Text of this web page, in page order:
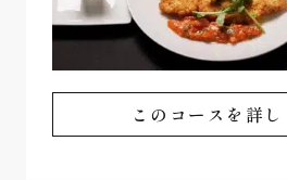
このコースを詳し